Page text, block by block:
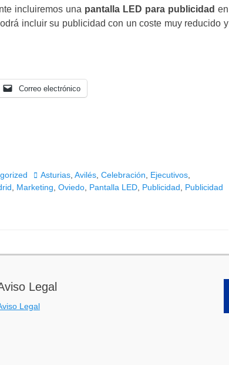
incluiremos una pantalla LED para publicidad en
incluir su publicidad con un coste muy reducido y
Correo electrónico
Etiquetas
Asturias Avilés Celebración Ejecutivos
Marketing Oviedo Pantalla LED Publicidad
Publicidad
Legal
Legal